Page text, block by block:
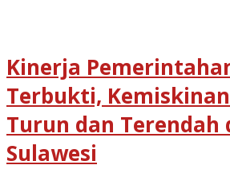
Kinerja
Terbukti,
Turun dan Terendah
Sulawesi